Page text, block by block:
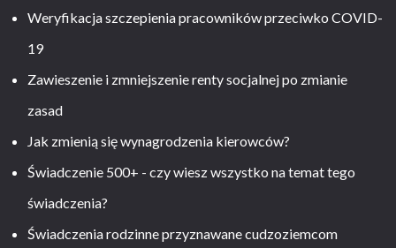
Weryfikacja szczepienia pracowników przeciwko COVID-
19
Zawieszenie i zmniejszenie renty socjalnej po zmianie
zasad
Jak zmienią się wynagrodzenia kierowców?
Świadczenie 500+ - czy wiesz wszystko na temat tego
świadczenia?
Świadczenia rodzinne przyznawane cudzoziemcom